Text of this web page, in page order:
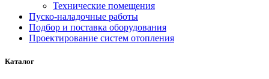
Технические помещения
Пуско-наладочные работы
Подбор и поставка оборудования
Проектирование систем отопления
Каталог